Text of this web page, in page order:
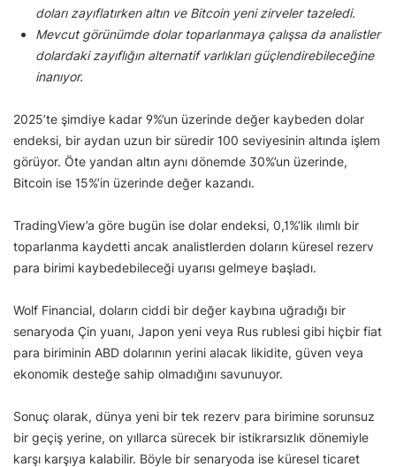
doları zayıflatırken altın ve Bitcoin yeni zirveler tazeledi.
Mevcut görünümde dolar toparlanmaya çalışsa da analistler
dolardaki zayıflığın alternatif varlıkları güçlendirebileceğine
inanıyor.
2025’te şimdiye kadar 9%’un üzerinde değer kaybeden dolar
endeksi, bir aydan uzun bir süredir 100 seviyesinin altında işlem
görüyor. Öte yandan altın aynı dönemde 30%’un üzerinde,
Bitcoin ise 15%’in üzerinde değer kazandı.
TradingView’a göre bugün ise dolar endeksi, 0,1%’lik ılımlı bir
toparlanma kaydetti ancak analistlerden doların küresel rezerv
para birimi kaybedebileceği uyarısı gelmeye başladı.
Wolf Financial, doların ciddi bir değer kaybına uğradığı bir
senaryoda Çin yuanı, Japon yeni veya Rus rublesi gibi hiçbir fiat
para biriminin ABD dolarının yerini alacak likidite, güven veya
ekonomik desteğe sahip olmadığını savunuyor.
Sonuç olarak, dünya yeni bir tek rezerv para birimine sorunsuz
bir geçiş yerine, on yıllarca sürecek bir istikrarsızlık dönemiyle
karşı karşıya kalabilir. Böyle bir senaryoda ise küresel ticaret